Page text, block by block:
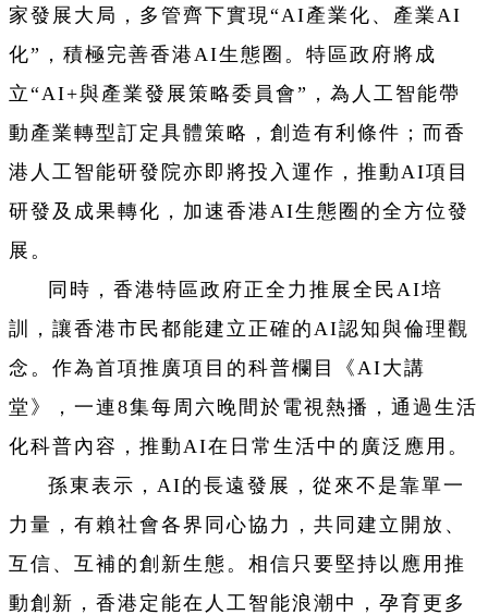
家發展大局，多管齊下實現“AI產業化、產業AI
化”，積極完善香港AI生態圈。特區政府將成
立“AI+與產業發展策略委員會”，為人工智能帶
動產業轉型訂定具體策略，創造有利條件；而香
港人工智能研發院亦即將投入運作，推動AI項目
研發及成果轉化，加速香港AI生態圈的全方位發
展。
同時，香港特區政府正全力推展全民AI培
訓，讓香港市民都能建立正確的AI認知與倫理觀
念。作為首項推廣項目的科普欄目《AI大講
堂》，一連8集每周六晚間於電視熱播，通過生活
化科普內容，推動AI在日常生活中的廣泛應用。
孫東表示，AI的長遠發展，從來不是靠單一
力量，有賴社會各界同心協力，共同建立開放、
互信、互補的創新生態。相信只要堅持以應用推
動創新，香港定能在人工智能浪潮中，孕育更多